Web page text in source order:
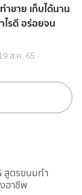
ขาย เก็บได้นาน
ไรดี อร่อยจน
ส.ค. 65
สูตรขนมทำ
อาชีพ